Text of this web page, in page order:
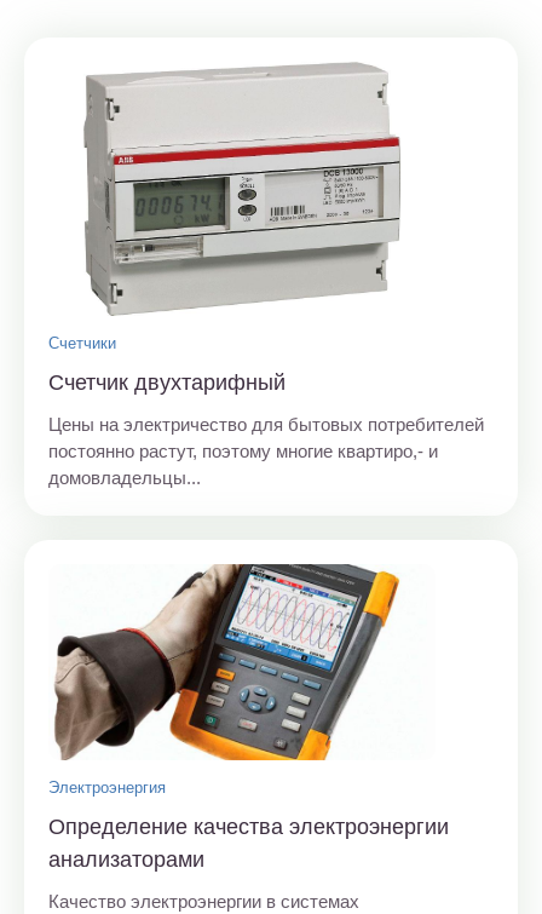
Счетчики
Счетчик двухтарифный
Цены на электричество для бытовых потребителей
постоянно растут, поэтому многие квартиро,- и
домовладельцы...
Электроэнергия
Определение качества электроэнергии
анализаторами
Качество электроэнергии в системах